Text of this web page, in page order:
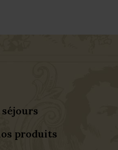
produits